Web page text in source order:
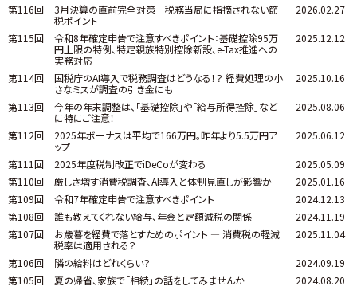
第116回
3月決算の直前完全対策 税務当局に指摘されない節
税ポイント
2026.02.27
第115回
令和8年確定申告で注意すべきポイント：基礎控除95万
円上限の特例、特定親族特別控除新設、e-Tax推進への
実務対応
2025.12.12
第114回
国税庁のAI導入で税務調査はどうなる！？ 経費処理の小
さなミスが調査の引き金にも
2025.10.16
第113回
今年の年末調整は、「基礎控除」や「給与所得控除」など
に特にご注意！
2025.08.06
第112回
2025年ボーナスは平均で166万円。昨年より5.5万円ア
ップ
2025.06.12
第111回 2025年度税制改正でiDeCoが変わる
2025.05.09
第110回
厳しさ増す消費税調査、AI導入と体制見直しが影響か
2025.01.16
第109回
令和7年確定申告で注意すべきポイント
2024.12.13
第108回
誰も教えてくれない給与、年金と定額減税の関係
2024.11.19
第107回
お歳暮を経費で落とすためのポイント ― 消費税の軽減
税率は適用される？
2025.11.04
第106回 隣の給料はどれくらい？
2024.09.19
第105回
夏の帰省、家族で「相続」の話をしてみませんか
2024.08.20